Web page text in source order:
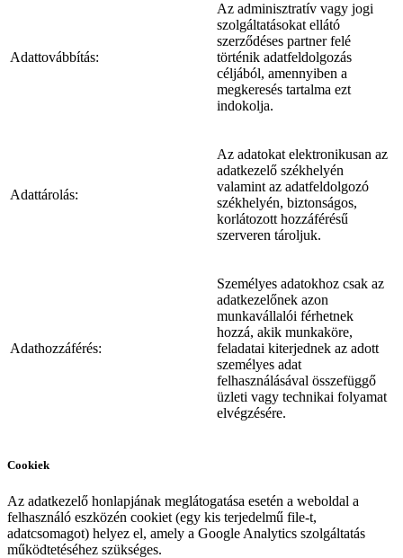
Adattovábbítás:
Az adminisztratív vagy jogi
szolgáltatásokat ellátó
szerződéses partner felé
történik adatfeldolgozás
céljából, amennyiben a
megkeresés tartalma ezt
indokolja.
Adattárolás:
Az adatokat elektronikusan az
adatkezelő székhelyén
valamint az adatfeldolgozó
székhelyén, biztonságos,
korlátozott hozzáférésű
szerveren tároljuk.
Adathozzáférés:
Személyes adatokhoz csak az
adatkezelőnek azon
munkavállalói férhetnek
hozzá, akik munkaköre,
feladatai kiterjednek az adott
személyes adat
felhasználásával összefüggő
üzleti vagy technikai folyamat
elvégzésére.
Cookiek
Az adatkezelő honlapjának meglátogatása esetén a weboldal a
felhasználó eszközén cookiet (egy kis terjedelmű file-t,
adatcsomagot) helyez el, amely a Google Analytics szolgáltatás
működtetéséhez szükséges.